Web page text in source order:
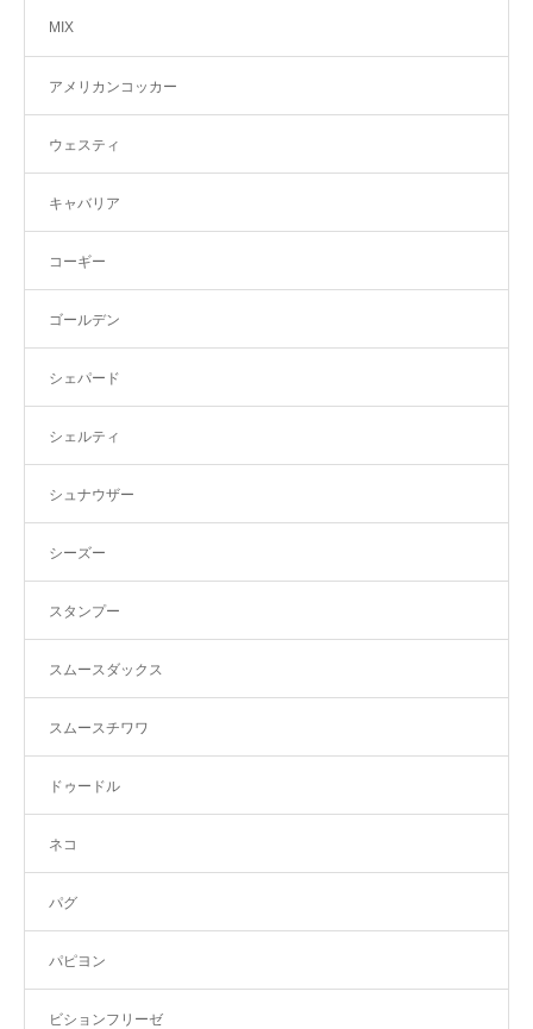
MIX
アメリカンコッカー
ウェスティ
キャバリア
コーギー
ゴールデン
シェパード
シェルティ
シュナウザー
シーズー
スタンプー
スムースダックス
スムースチワワ
ドゥードル
ネコ
パグ
パピヨン
ビションフリーゼ